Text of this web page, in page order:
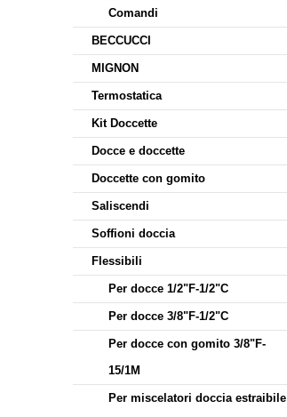
Comandi
BECCUCCI
MIGNON
Termostatica
Kit Doccette
Docce e doccette
Doccette con gomito
Saliscendi
Soffioni doccia
Flessibili
Per docce 1/2"F-1/2"C
Per docce 3/8"F-1/2"C
Per docce con gomito 3/8"F-
15/1M
Per miscelatori doccia estraibile